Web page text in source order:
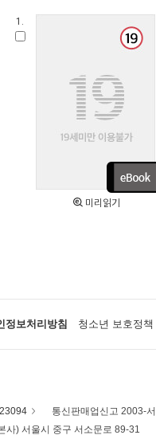
1.
미리읽기
정보처리방침 청소년 보호정책
통신판매업신고 2003-
사) 서울시 중구 서소문로 89-31